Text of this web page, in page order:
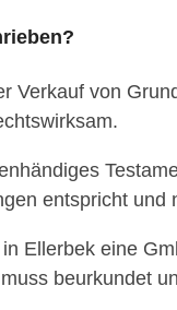
Verkauf von
entspricht und
Ellerbek eine
beurkundet